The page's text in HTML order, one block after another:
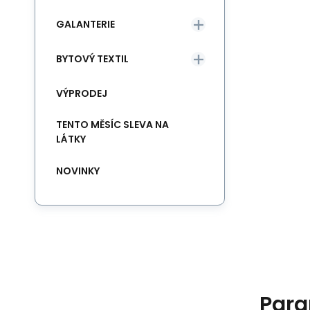
GALANTERIE
BYTOVÝ TEXTIL
VÝPRODEJ
TENTO MĚSÍC SLEVA NA
LÁTKY
NOVINKY